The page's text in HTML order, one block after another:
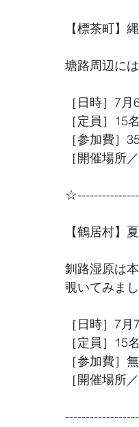
【標茶町】
塘路周辺に
［日時］7
［定員］15名
［参加費］
［開催場所
【鶴居村】
釧路湿原は
覗いてみまし
［日時］7
［定員］15名
［参加費］
［開催場所